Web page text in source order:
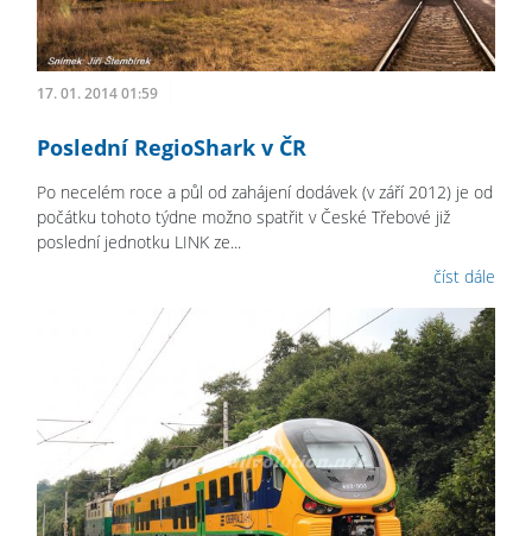
17. 01. 2014 01:59
Poslední RegioShark v ČR
Po necelém roce a půl od zahájení dodávek (v září 2012) je od
počátku tohoto týdne možno spatřit v České Třebové již
poslední jednotku LINK ze...
číst dále